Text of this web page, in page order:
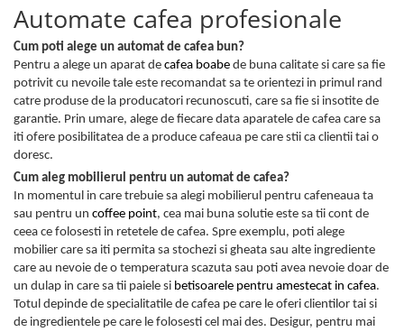
Automate cafea profesionale
Cum poti alege un automat de cafea bun?
Pentru a alege un aparat de cafea boabe de buna calitate si care sa fie
potrivit cu nevoile tale este recomandat sa te orientezi in primul rand
catre produse de la producatori recunoscuti, care sa fie si insotite de
garantie. Prin umare, alege de fiecare data aparatele de cafea care sa
iti ofere posibilitatea de a produce cafeaua pe care stii ca clientii tai o
doresc.
Cum aleg mobilierul pentru un automat de cafea?
In momentul in care trebuie sa alegi mobilierul pentru cafeneaua ta
sau pentru un coffee point, cea mai buna solutie este sa tii cont de
ceea ce folosesti in retetele de cafea. Spre exemplu, poti alege
mobilier care sa iti permita sa stochezi si gheata sau alte ingrediente
care au nevoie de o temperatura scazuta sau poti avea nevoie doar de
un dulap in care sa tii paiele si betisoarele pentru amestecat in cafea.
Totul depinde de specialitatile de cafea pe care le oferi clientilor tai si
de ingredientele pe care le folosesti cel mai des. Desigur, pentru mai